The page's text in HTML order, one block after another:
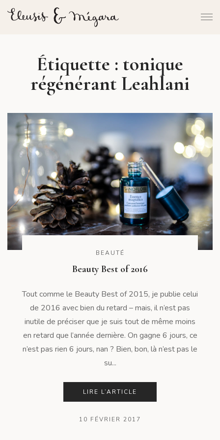
Étiquette : tonique
régénérant Leahlani
BEAUTÉ
Beauty Best of 2016
Tout comme le Beauty Best of 2015, je publie celui
de 2016 avec bien du retard – mais, il n’est pas
inutile de préciser que je suis tout de même moins
en retard que l’année dernière. On gagne 6 jours, ce
n’est pas rien 6 jours, nan ? Bien, bon, là n’est pas le
su...
LIRE L’ARTICLE
10 FÉVRIER 2017